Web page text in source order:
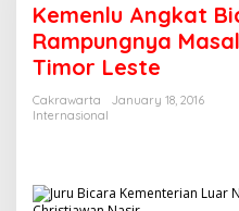
m
e
n
a
Kemenlu Angkat
Rampungnya
Timor Leste
Cakrawarta
January 18, 2016
Internasional